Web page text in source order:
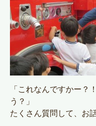
「これなんですかー？
う？」
たくさん質問して、お